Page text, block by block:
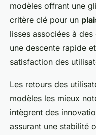
modèles offrant une
critère clé pour un
lisses associées à
une descente rapide
satisfaction des
Les retours des
modèles les mieux
intègrent des
assurant une stabilité